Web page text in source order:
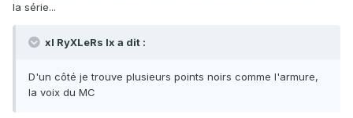
la série...
xI RyXLeRs Ix a dit :
D'un côté je trouve plusieurs points noirs comme l'armure,
la voix du MC